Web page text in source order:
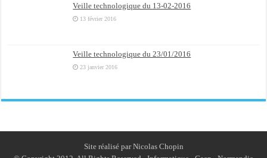
Veille technologique du 13-02-2016
13 février 2016
Veille technologique du 23/01/2016
23 janvier 2016
Site réalisé par Nicolas Chopin